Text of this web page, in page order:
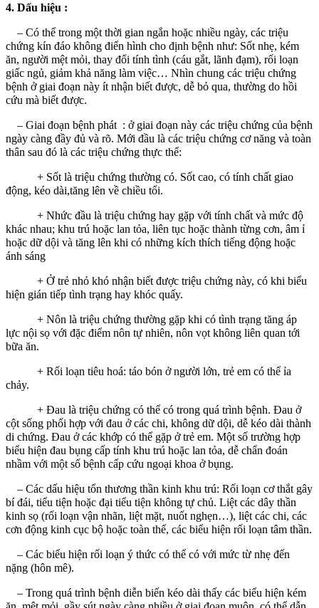
4. Dấu hiệu :
– Có thể trong một thời gian ngắn hoặc nhiều ngày, các triệu
chứng kín đáo không điển hình cho định bệnh như: Sốt nhẹ, kém
ăn, người mệt mỏi, thay đổi tính tình (cáu gắt, lãnh đạm), rối loạn
giấc ngủ, giảm khả năng làm việc… Nhìn chung các triệu chứng
bệnh ở giai đoạn này ít nhận biết được, dễ bỏ qua, thường do hồi
cứu mà biết được.
– Giai đoạn bệnh phát : ở giai đoạn này các triệu chứng của bệnh
ngày càng đầy đủ và rõ. Mới đầu là các triệu chứng cơ năng và toàn
thân sau đó là các triệu chứng thực thể:
+ Sốt là triệu chứng thường có. Sốt cao, có tính chất giao
động, kéo dài,tăng lên về chiều tối.
+ Nhức đầu là triệu chứng hay gặp với tính chất và mức độ
khác nhau; khu trú hoặc lan tỏa, liên tục hoặc thành từng cơn, âm ỉ
hoặc dữ dội và tăng lên khi có những kích thích tiếng động hoặc
ánh sáng
+ Ở trẻ nhỏ khó nhận biết được triệu chứng này, có khi biểu
hiện gián tiếp tình trạng hay khóc quấy.
+ Nôn là triệu chứng thường gặp khi có tình trạng tăng áp
lực nội sọ với đặc điểm nôn tự nhiên, nôn vọt không liên quan tới
bữa ăn.
+ Rối loạn tiêu hoá: táo bón ở người lớn, trẻ em có thể ỉa
chảy.
+ Đau là triệu chứng có thể có trong quá trình bệnh. Đau ở
cột sống phối hợp với đau ở các chi, không dữ dội, dễ kéo dài thành
di chứng. Đau ở các khớp có thể gặp ở trẻ em. Một số trường hợp
biểu hiện đau bụng cấp tính khu trú hoặc lan tỏa, dễ chẩn đoán
nhầm với một số bệnh cấp cứu ngoại khoa ở bụng.
– Các dấu hiệu tổn thương thần kinh khu trú: Rối loạn cơ thắt gây
bí đái, tiểu tiện hoặc đại tiểu tiện không tự chủ. Liệt các dây thần
kinh sọ (rối loạn vận nhãn, liệt mặt, nuốt nghẹn…), liệt các chi, các
cơn động kinh cục bộ hoặc toàn thể, các biểu hiện rối loạn tâm thần.
– Các biểu hiện rối loạn ý thức có thể có với mức từ nhẹ đến
nặng (hôn mê).
– Trong quá trình bệnh diễn biến kéo dài thấy các biểu hiện kém